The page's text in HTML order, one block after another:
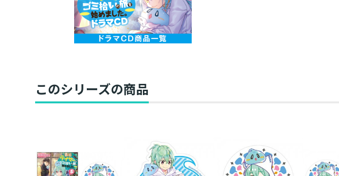
このシリーズの商品